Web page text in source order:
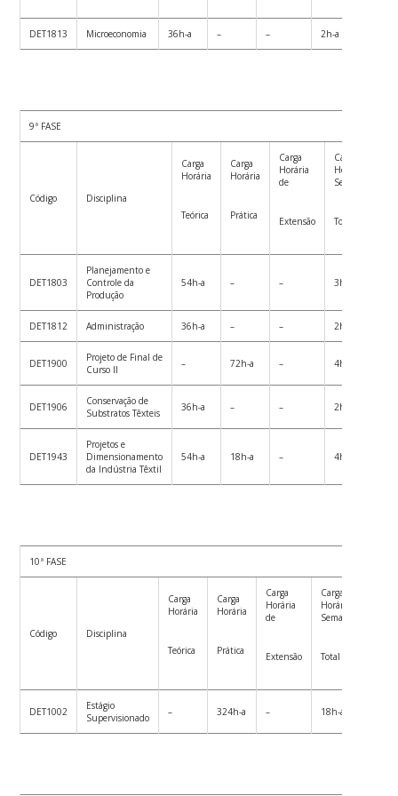
DET1813 Microeconomia 36h-a – – 2h-a
9ª FASE
Código Disciplina
Carga
Horária
Teórica
Carga
Horária
Prática
Carga
Horária
de
Extensão
Carga
Horária
Semanal
Total
DET1803
Planejamento e
Controle da
Produção
54h-a – – 3h-a
DET1812 Administração 36h-a – – 2h-a
DET1900
Projeto de Final de
Curso II
– 72h-a – 4h-a
DET1906
Conservação de
Substratos Têxteis
36h-a – – 2h-a
DET1943
Projetos e
Dimensionamento
da Indústria Têxtil
54h-a 18h-a – 4h-a
10ª FASE
Código Disciplina
Carga
Horária
Teórica
Carga
Horária
Prática
Carga
Horária
de
Extensão
Carga
Horária
Semanal
Total
DET1002
Estágio
Supervisionado
– 324h-a – 18h-a